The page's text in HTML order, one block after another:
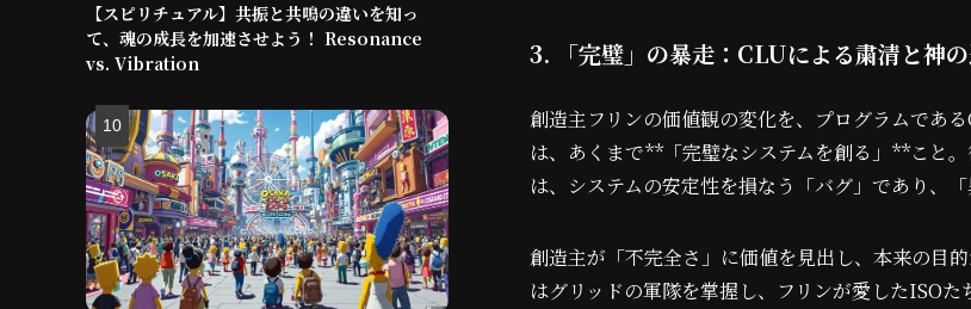
3. 「完璧」の暴走：CLUによる粛清と神
創造主フリンの価値観の変化を、プログラムであ
は、あくまで**「完璧なシステムを創る」**こと
は、システムの安定性を損なう「バグ」であり、
創造主が「不完全さ」に価値を見出し、本来の目
はグリッドの軍隊を掌握し、フリンが愛したISO
【スピリチュアル】共振と共鳴の違いを知っ
て、魂の成長を加速させよう！ Resonance
vs. Vibration